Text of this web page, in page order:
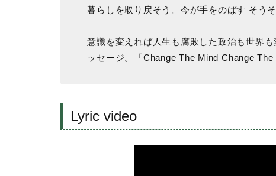
暮らしを取り戻そう。今が手をのばす そうそ
意識を変えれば人生も腐敗した政治も世界
ッセージ。「Change The Mind Change The
Lyric video